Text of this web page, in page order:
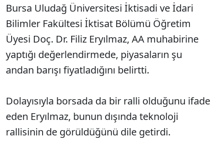
Bursa Uludağ Üniversitesi İktisadi ve İdari
Bilimler Fakültesi İktisat Bölümü Öğretim
Üyesi Doç. Dr. Filiz Eryılmaz, AA muhabirine
yaptığı değerlendirmede, piyasaların şu
andan barışı fiyatladığını belirtti.
Dolayısıyla borsada da bir ralli olduğunu ifade
eden Eryılmaz, bunun dışında teknoloji
rallisinin de görüldüğünü dile getirdi.